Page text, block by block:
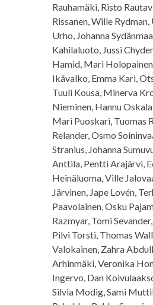
Rauhamäki, Risto
Rissanen, Wille
Urho, Johanna
Kahilaluoto, Jussi
Hamid, Mari
Ikävalko, Emma Kari,
Tuuli Kousa, Minerva
Nieminen, Hannu
Mari Puoskari, Tuomas
Relander, Osmo
Stranius, Johanna
Anttila, Pentti Arajärvi,
Heinäluoma, Ville
Järvinen, Jape Lovén,
Paavolainen, Osku
Razmyar, Tomi
Pilvi Torsti, Thomas
Valokainen, Zahra
Arhinmäki, Veronika
Ingervo, Dan
Silvia Modig, Sami